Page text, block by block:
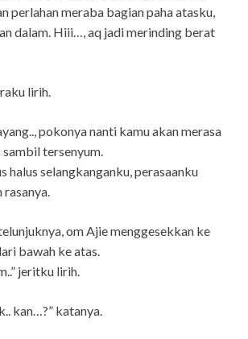
perlahan meraba bagian paha atasku,
dalam. Hiii…, aq jadi merinding berat
lirih.
pokonya nanti kamu akan merasa
tersenyum.
halus selangkanganku, perasaanku
om Ajie menggesekkan ke
bawah ke atas.
jeritku lirih.
kan…?” katanya.